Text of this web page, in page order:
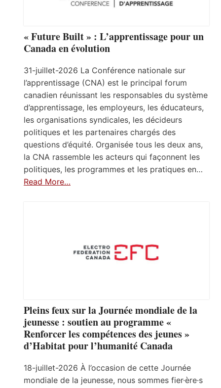
« Future Built » : L’apprentissage pour un
Canada en évolution
31-juillet-2026 La Conférence nationale sur
l’apprentissage (CNA) est le principal forum
canadien réunissant les responsables du système
d’apprentissage, les employeurs, les éducateurs,
les organisations syndicales, les décideurs
politiques et les partenaires chargés des
questions d’équité. Organisée tous les deux ans,
la CNA rassemble les acteurs qui façonnent les
politiques, les programmes et les pratiques en…
Read More…
Pleins feux sur la Journée mondiale de la
jeunesse : soutien au programme «
Renforcer les compétences des jeunes »
d’Habitat pour l’humanité Canada
18-juillet-2026 À l’occasion de cette Journée
mondiale de la jeunesse, nous sommes fier·ère·s